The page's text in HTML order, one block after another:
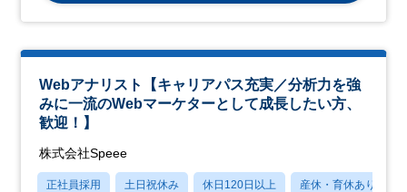
Webアナリスト【キャリアパス充実／分析力を強
みに一流のWebマーケターとして成長したい方、
歓迎！】
株式会社Speee
正社員採用 土日祝休み 休日120日以上 産休・育休あり